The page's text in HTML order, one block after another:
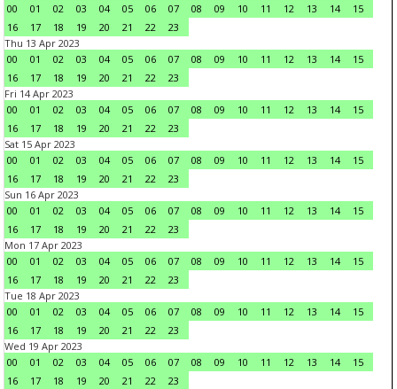
00
01 02 03 04 05 06 07 08 09 10 11 12 13 14
15
16
17 18 19 20 21 22
23
Thu 13 Apr 2023
00
01 02 03 04 05 06 07 08 09 10 11 12 13 14
15
16
17 18 19 20 21 22
23
Fri 14 Apr 2023
00
01 02 03 04 05 06 07 08 09 10 11 12 13 14
15
16
17 18 19 20 21 22
23
Sat 15 Apr 2023
00
01 02 03 04 05 06 07 08 09 10 11 12 13 14
15
16
17 18 19 20 21 22
23
Sun 16 Apr 2023
00
01 02 03 04 05 06 07 08 09 10 11 12 13 14
15
16
17 18 19 20 21 22
23
Mon 17 Apr 2023
00
01 02 03 04 05 06 07 08 09 10 11 12 13 14
15
16
17 18 19 20 21 22
23
Tue 18 Apr 2023
00
01 02 03 04 05 06 07 08 09 10 11 12 13 14
15
16
17 18 19 20 21 22
23
Wed 19 Apr 2023
00
01 02 03 04 05 06 07 08 09 10 11 12 13 14
15
16
17 18 19 20 21 22
23